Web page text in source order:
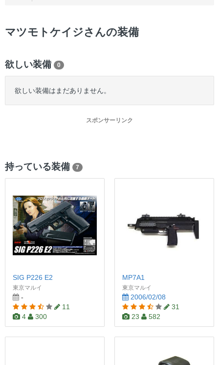
マツモトケイジさんの装備
欲しい装備 0
欲しい装備はまだありません。
スポンサーリンク
持っている装備 7
SIG P226 E2
東京マルイ
-
11
4
300
MP7A1
東京マルイ
2006/02/08
31
23
582